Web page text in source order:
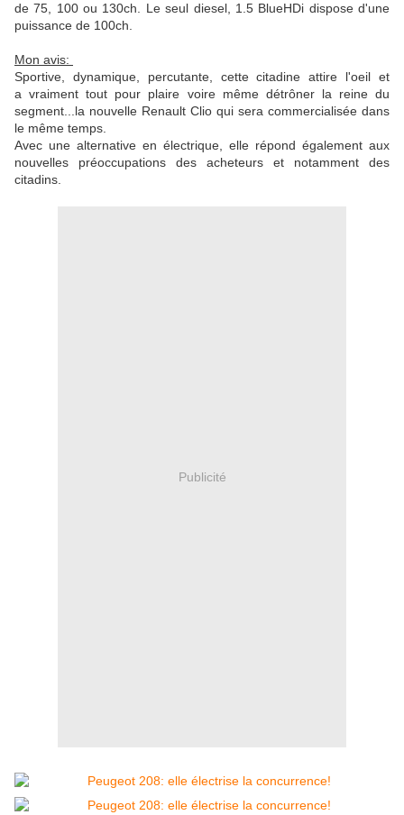
de 75, 100 ou 130ch. Le seul diesel, 1.5 BlueHDi dispose d'une
puissance de 100ch.
Mon avis:
Sportive, dynamique, percutante, cette citadine attire l'oeil et
a vraiment tout pour plaire voire même détrôner la reine du
segment...la nouvelle Renault Clio qui sera commercialisée dans
le même temps.
Avec une alternative en électrique, elle répond également aux
nouvelles préoccupations des acheteurs et notamment des
citadins.
Publicité